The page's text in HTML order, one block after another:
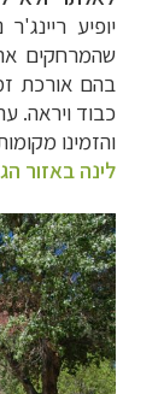
יופיע
שהמרחקים
בהם אורכת
כבוד ויראה.
והזמינו
לינה באזור